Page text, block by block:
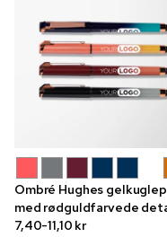
Ombré Hughes
med rødguldfarvede
7,40-11,10 kr